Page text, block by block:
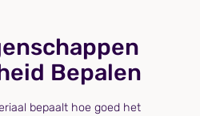
Bepalen
bepaalt hoe goed het